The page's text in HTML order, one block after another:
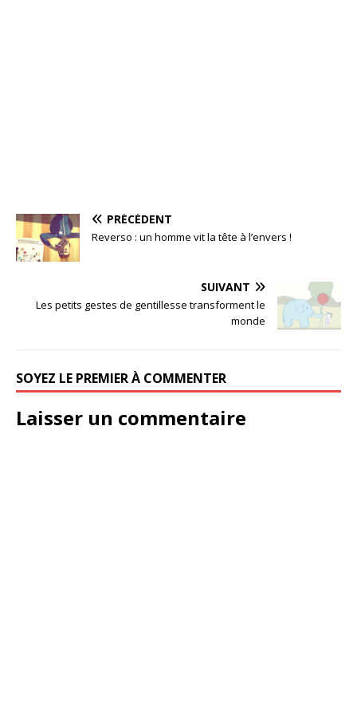
PRÉCÉDENT
Reverso : un homme vit la tête à l’envers !
SUIVANT
Les petits gestes de gentillesse transforment le
monde
SOYEZ LE PREMIER À COMMENTER
Laisser un commentaire